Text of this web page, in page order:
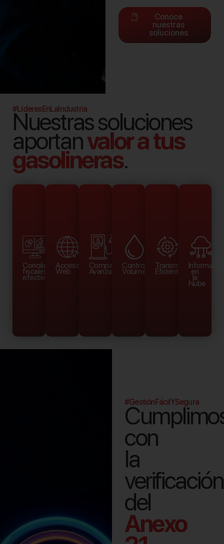
Conoce
nuestras
soluciones
#LíderesEnLaIndustria
Nuestras soluciones
aportanvalor a tus
gasolineras.
Conciliaciones
fiscales
efectivas.
Acceso
Web
Compatibilidad
Avanzada
Control
Volumétrico
Transmisión
Eficiente en
la
Nube
#GestiónFácilYSegura
con
la
verificación
del
Anexo